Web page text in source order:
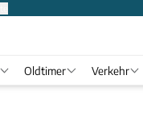
Oldtimer Verkehr